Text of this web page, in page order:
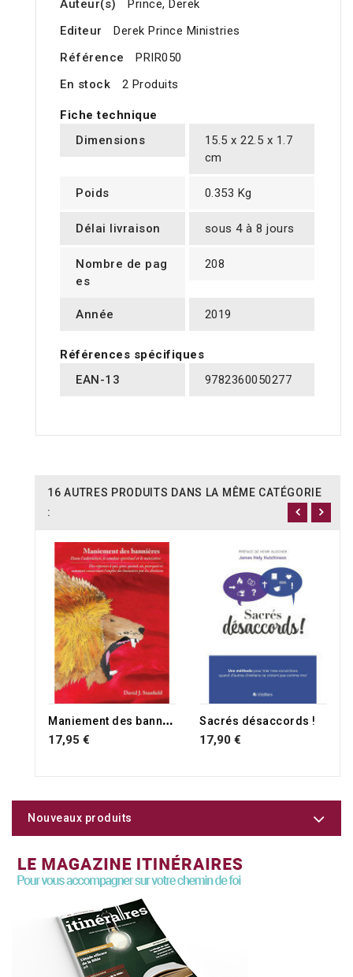
Auteur(s)
Prince, Derek
Editeur
Derek Prince Ministries
Référence
PRIR050
En stock
2 Produits
Fiche technique
Dimensions
15.5 x 22.5 x 1.7
cm
Poids 0.353 Kg
Délai livraison sous 4 à 8 jours
Nombre de pag
es
208
Année 2019
Références spécifiques
EAN-13
9782360050277
16 AUTRES PRODUITS DANS LA MÊME CATÉGORIE
:
M
aniement des bannières
17,95 €
Sacrés désaccords !
17,90 €
Nouveaux produits